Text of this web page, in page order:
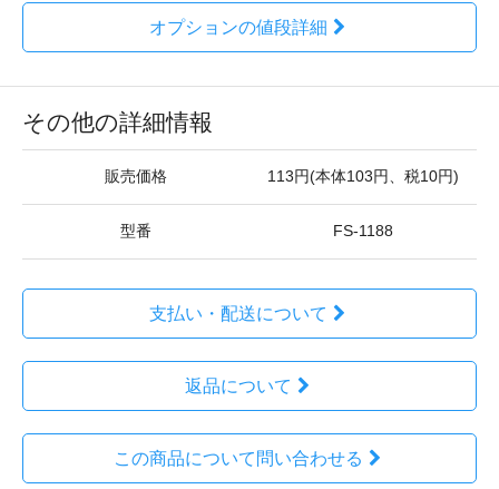
オプションの値段詳細
その他の詳細情報
販売価格 113円(本体103円、税10円)
型番 FS-1188
支払い・配送について
返品について
この商品について問い合わせる